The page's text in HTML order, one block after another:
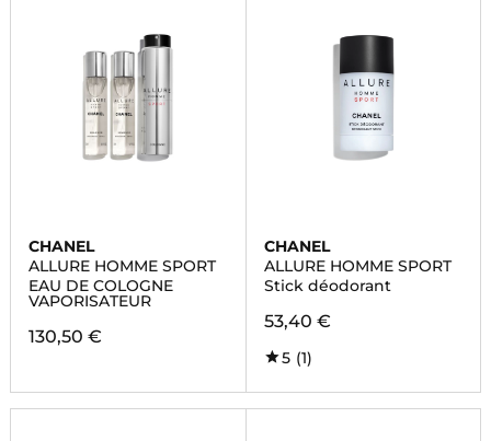
CHANEL
ALLURE HOMME SPORT
EAU DE COLOGNE
VAPORISATEUR
130,50 €
CHANEL
ALLURE HOMME SPORT
Stick déodorant
53,40 €
5 (1)